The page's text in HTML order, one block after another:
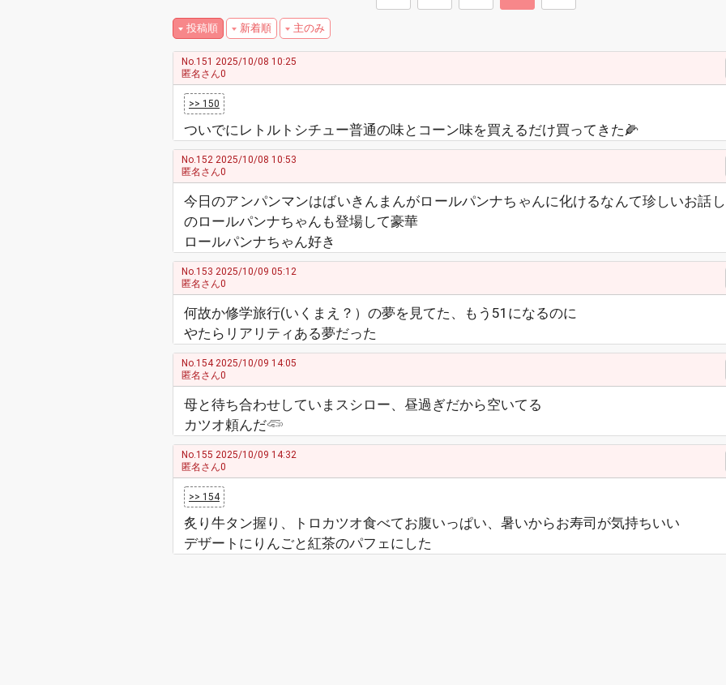
投稿順 新着順 主のみ
No.151 2025/10/08 10:25
匿名さん0
>> 150
ついでにレトルトシチュー普通の味とコーン味を買えるだけ買ってきた🌽
No.152 2025/10/08 10:53
匿名さん0
今日のアンパンマンはばいきんまんがロールパンナちゃんに化けるなんて珍しいお話
のロールパンナちゃんも登場して豪華
ロールパンナちゃん好き
No.153 2025/10/09 05:12
匿名さん0
何故か修学旅行(いくまえ？）の夢を見てた、もう51になるのに
やたらリアリティある夢だった
No.1542025/10/09 14:05
匿名さん0
母と待ち合わせしていまスシロー、昼過ぎだから空いてる
カツオ頼んだ𓆛
No.155 2025/10/09 14:32
匿名さん0
>> 154
炙り牛タン握り、トロカツオ食べてお腹いっぱい、暑いからお寿司が気持ちいい
デザートにりんごと紅茶のパフェにした